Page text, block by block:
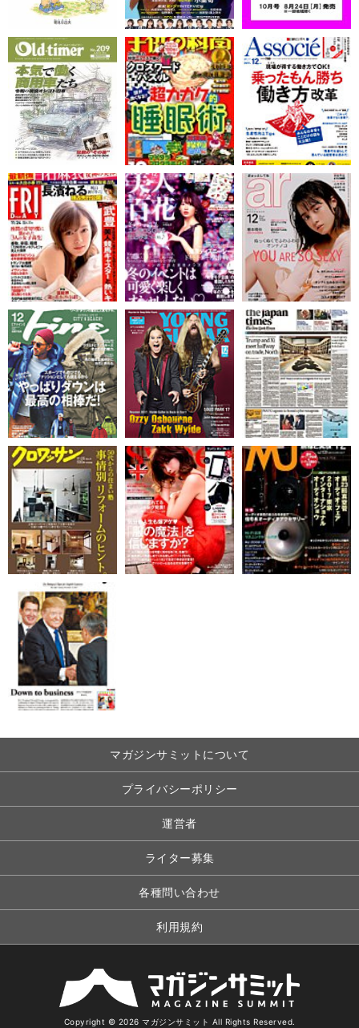
マガジンサミットについて
プライバシーポリシー
運営者
ライター募集
各種問い合わせ
利用規約
Copyright © 2026 マガジンサミット All Rights Reserved.